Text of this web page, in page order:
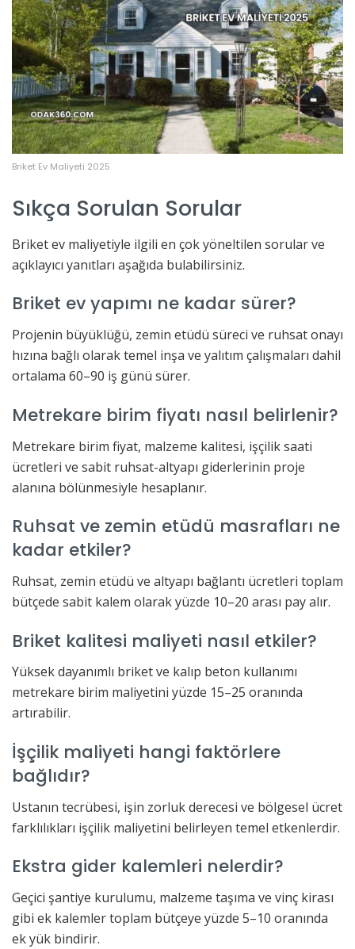
Briket Ev Maliyeti 2025
Sıkça Sorulan Sorular
Briket ev maliyetiyle ilgili en çok yöneltilen sorular ve
açıklayıcı yanıtları aşağıda bulabilirsiniz.
Briket ev yapımı ne kadar sürer?
Projenin büyüklüğü, zemin etüdü süreci ve ruhsat onayı
hızına bağlı olarak temel inşa ve yalıtım çalışmaları dahil
ortalama 60–90 iş günü sürer.
Metrekare birim fiyatı nasıl belirlenir?
Metrekare birim fiyat, malzeme kalitesi, işçilik saati
ücretleri ve sabit ruhsat-altyapı giderlerinin proje
alanına bölünmesiyle hesaplanır.
Ruhsat ve zemin etüdü masrafları ne
kadar etkiler?
Ruhsat, zemin etüdü ve altyapı bağlantı ücretleri toplam
bütçede sabit kalem olarak yüzde 10–20 arası pay alır.
Briket kalitesi maliyeti nasıl etkiler?
Yüksek dayanımlı briket ve kalıp beton kullanımı
metrekare birim maliyetini yüzde 15–25 oranında
artırabilir.
İşçilik maliyeti hangi faktörlere
bağlıdır?
Ustanın tecrübesi, işin zorluk derecesi ve bölgesel ücret
farklılıkları işçilik maliyetini belirleyen temel etkenlerdir.
Ekstra gider kalemleri nelerdir?
Geçici şantiye kurulumu, malzeme taşıma ve vinç kirası
gibi ek kalemler toplam bütçeye yüzde 5–10 oranında
ek yük bindirir.